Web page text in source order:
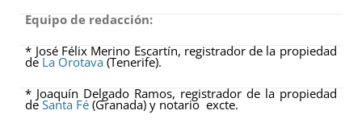
Equipo de redacción:
* José Félix Merino Escartín, registrador de la propiedad
de La Orotava (Tenerife).
* Joaquín Delgado Ramos, registrador de la propiedad
deSanta Fé (Granada) y notario excte.